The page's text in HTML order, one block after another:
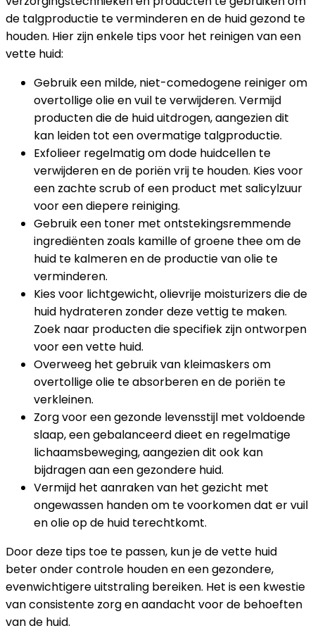
de talgproductie te verminderen en de huid gezond te
houden. Hier zijn enkele tips voor het reinigen van een
vette huid:
Gebruik een milde, niet-comedogene reiniger om
overtollige olie en vuil te verwijderen. Vermijd
producten die de huid uitdrogen, aangezien dit
kan leiden tot een overmatige talgproductie.
Exfolieer regelmatig om dode huidcellen te
verwijderen en de poriën vrij te houden. Kies voor
een zachte scrub of een product met salicylzuur
voor een diepere reiniging.
Gebruik een toner met ontstekingsremmende
ingrediënten zoals kamille of groene thee om de
huid te kalmeren en de productie van olie te
verminderen.
Kies voor lichtgewicht, olievrije moisturizers die de
huid hydrateren zonder deze vettig te maken.
Zoek naar producten die specifiek zijn ontworpen
voor een vette huid.
Overweeg het gebruik van kleimaskers om
overtollige olie te absorberen en de poriën te
verkleinen.
Zorg voor een gezonde levensstijl met voldoende
slaap, een gebalanceerd dieet en regelmatige
lichaamsbeweging, aangezien dit ook kan
bijdragen aan een gezondere huid.
Vermijd het aanraken van het gezicht met
ongewassen handen om te voorkomen dat er vuil
en olie op de huid terechtkomt.
Door deze tips toe te passen, kun je de vette huid
beter onder controle houden en een gezondere,
evenwichtigere uitstraling bereiken. Het is een kwestie
van consistente zorg en aandacht voor de behoeften
van de huid.